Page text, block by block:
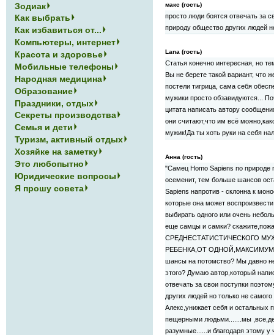
макс (гость)
просто люди боятся отвечать за
природу общество других людей
Lana (гость)
Статья конечно интересная, но
Вы не берете такой вариант, что
постели тигрица, сама себя
мужики просто обзавидуются...
цитата написать автору
они считают,что им всё
мужик!Да ты хоть руки на себя
Анна (гость)
"Самец Homo Sapiens по природе
осеменит, тем больше шансов
Sapiens напротив - склонна к
которые она может
выбирать одного или очень
еще самцы и самки?
СРЕДНЕСТАТИСТИЧЕСКОГО
РЕБЕНКА,ОТ ОДНОЙ,МАКСИМУМ
шансы на потомство? Мы давно
этого? Думаю автор,который
отвечать за свои поступки
других людей но только не
Алекс,унижает себя и остальных
пещерными людьми.......мы
разумные......и благодаря этому у
Зодиак
Как выбрать
Как избавиться от...
Компьютеры, интернет
Красота и здоровье
Мобильные телефоны
Народная медицина
Образование
Праздники, отдых
Секреты производства
Семья и дети
Туризм, активный отдых
Хозяйке на заметку
Это любопытно
Юридические вопросы
Я прошу совета